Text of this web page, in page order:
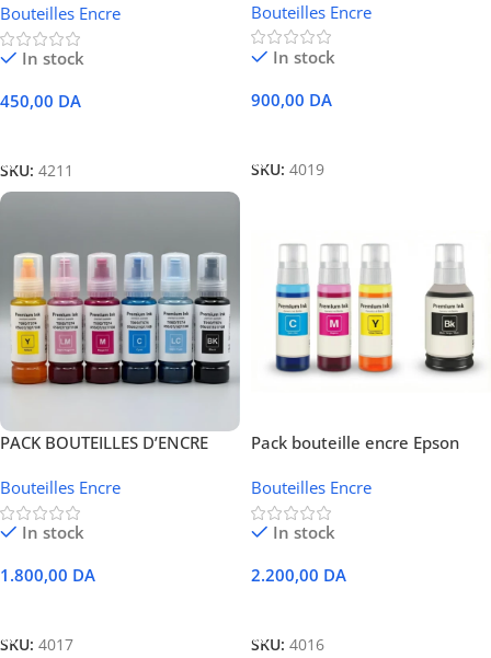
Bouteilles Encre
In stock
450,00 DA
SKU: 4211
– 100 ml
Bouteilles Encre
In stock
900,00 DA
SKU: 4019
PACK BOUTEILLES D’ENCRE
ml
Bouteilles Encre
In stock
1.800,00 DA
SKU: 4017
Pack bouteille encre Epson
L15150, L650, L6570, L6180 et
M15140
Bouteilles Encre
In stock
2.200,00 DA
SKU: 4016